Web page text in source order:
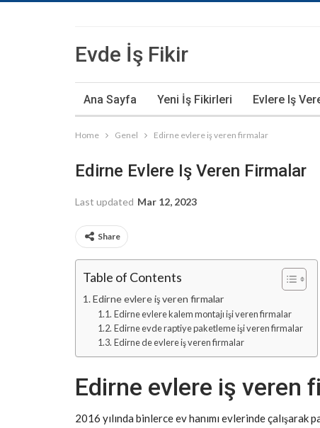
Evde İş Fikir
Ana Sayfa Yeni İş Fikirleri Evlere Iş
Home Genel Edirne evlere iş veren firmalar
Edirne Evlere Iş Veren Firmalar
Last updated Mar 12, 2023
Share
Table of Contents
Edirne evlere iş veren firmalar
Edirne evlere kalem montajı işi veren firmalar
Edirne evde raptiye paketleme işi veren firmalar
Edirne de evlere iş veren firmalar
Edirne evlere iş veren
2016 yılında binlerce ev hanımı evlerinde çalışarak